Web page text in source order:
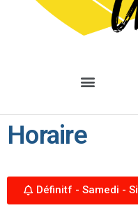
Horaire
Définitf - Samedi -